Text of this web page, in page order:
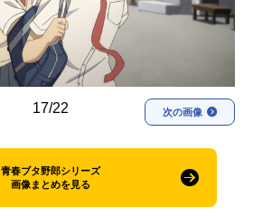
実写化映画一覧
夏アニメ
17/22 次の画像
青春ブタ野郎シリーズ
画像まとめを見る